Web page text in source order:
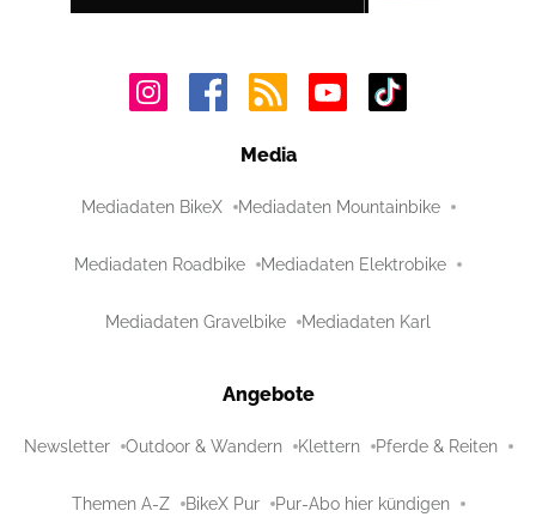
Media
Mediadaten BikeX Mediadaten Mountainbike
Mediadaten Roadbike Mediadaten Elektrobike
Mediadaten Gravelbike Mediadaten Karl
Angebote
Newsletter Outdoor & Wandern Klettern Pferde & Reiten
Themen A-Z BikeX Pur Pur-Abo hier kündigen